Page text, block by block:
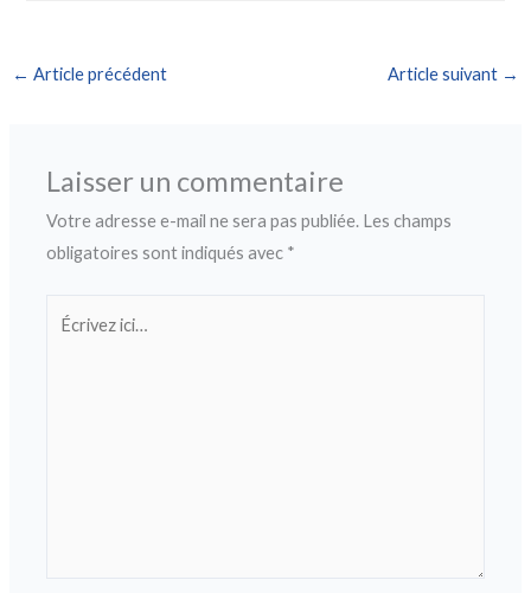
← Article précédent Article suivant →
Laisser un commentaire
Votre adresse e-mail ne sera pas publiée. Les champs
obligatoires sont indiqués avec *